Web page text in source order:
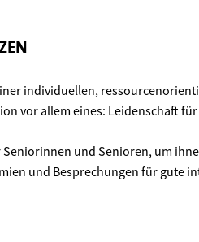
individuellen,
vor allem eines: Leidenschaft
und Senioren, um
und Besprechungen für gute